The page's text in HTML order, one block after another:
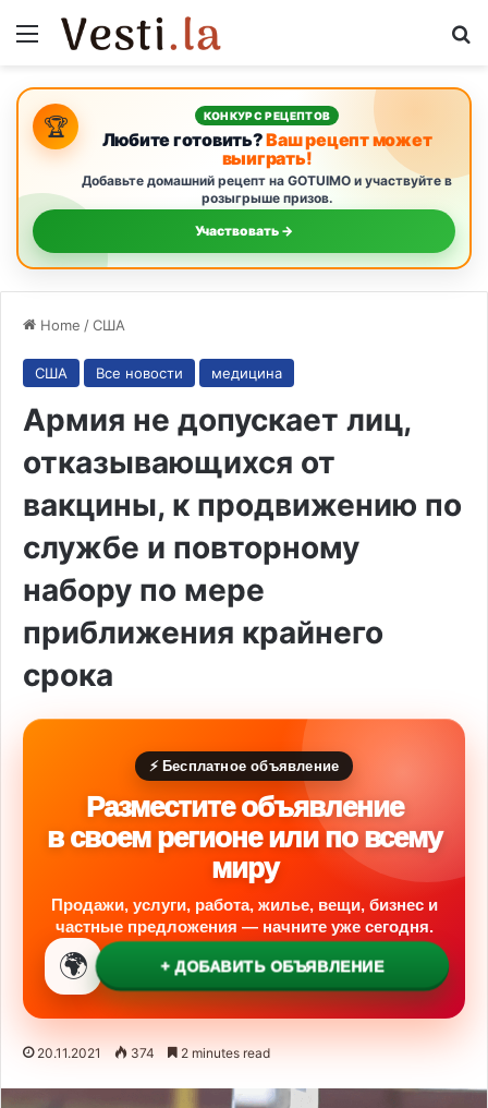
Menu
🏆 КОНКУРС РЕЦЕПТОВ
Любите готовить?Ваш рецепт может
выиграть!
Добавьте домашний рецепт на GOTUIMO и участвуйте в
розыгрыше призов.
Участвовать →
Home /США
США Все новости медицина
Армия не допускает лиц,
отказывающихся от
вакцины, к продвижению по
службе и повторному
набору по мере
приближения крайнего
срока
⚡ Бесплатное объявление
Разместите объявление
в своем регионе или по всему
миру
Продажи, услуги, работа, жилье, вещи, бизнес и
частные предложения — начните уже сегодня.
🌍 + ДОБАВИТЬ ОБЪЯВЛЕНИЕ
20.11.2021 374 2 minutes read